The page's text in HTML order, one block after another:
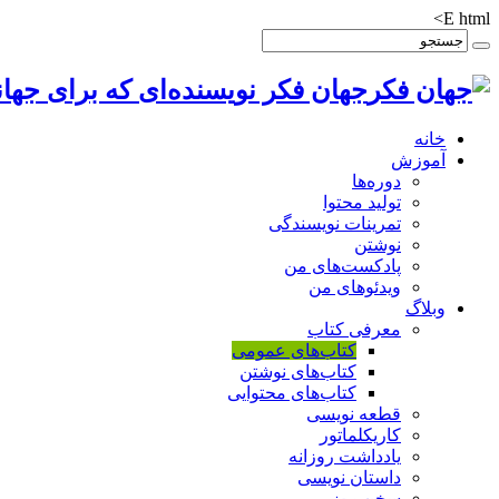
E html>
جهان فکر نویسنده‌ای که برای
خانه
آموزش
دوره‌ها
تولید محتوا
تمرینات نویسندگی
نوشتن
پادکست‌های من
ویدئوهای من
وبلاگ
معرفی کتاب
کتاب‌های عمومی
کتاب‌های نوشتن
کتاب‌های محتوایی
قطعه نویسی
کاریکلماتور
یادداشت روزانه
داستان نویسی